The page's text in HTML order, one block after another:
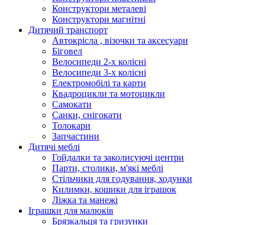
Конструктори металеві
Конструктори магнітні
Дитячий транспорт
Автокрісла , візочки та аксесуари
Біговел
Велосипеди 2-х колісні
Велосипеди 3-х колісні
Електромобілі та карти
Квадроцикли та мотоцикли
Самокати
Санки, снігокати
Толокари
Запчастини
Дитячі меблі
Гойдалки та заколисуючі центри
Парти, столики, м'які меблі
Стільчики для годування, ходунки
Килимки, кошики для іграшок
Ліжка та манежі
Іграшки для малюків
Брязкальця та гризунки